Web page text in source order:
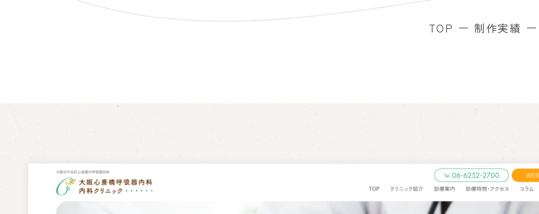
TOP 制作実績